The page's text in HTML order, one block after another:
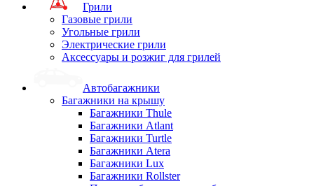
Грили
Газовые грили
Угольные грили
Электрические грили
Аксессуары и розжиг для грилей
Автобагажники
Багажники на крышу
Багажники Thule
Багажники Atlant
Багажники Turtle
Багажники Atera
Багажники Lux
Багажники Rollster